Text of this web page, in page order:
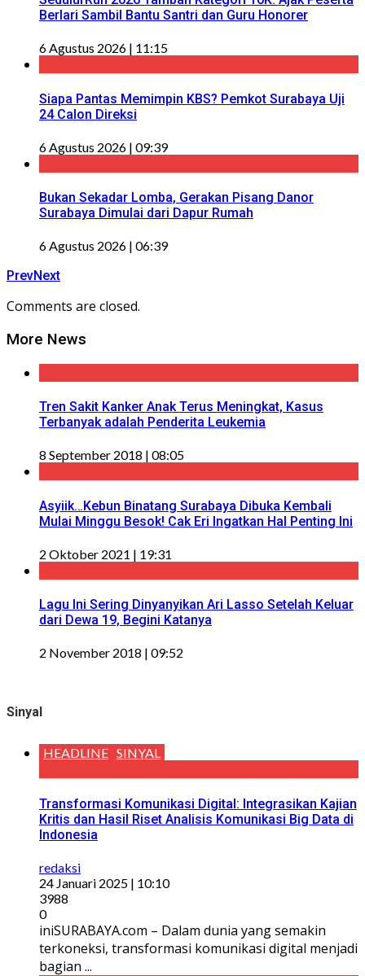
Berlari Sambil Bantu Santri dan Guru Honorer
6 Agustus 2026 | 11:15
Siapa Pantas Memimpin KBS? Pemkot Surabaya Uji
24 Calon Direksi
6 Agustus 2026 | 09:39
Bukan Sekadar Lomba, Gerakan Pisang Danor
Surabaya Dimulai dari Dapur Rumah
6 Agustus 2026 | 06:39
PrevNext
Comments are closed.
More News
Tren Sakit Kanker Anak Terus Meningkat, Kasus
Terbanyak adalah Penderita Leukemia
8 September 2018 | 08:05
Asyiik…Kebun Binatang Surabaya Dibuka Kembali
Mulai Minggu Besok! Cak Eri Ingatkan Hal Penting Ini
2 Oktober 2021 | 19:31
Lagu Ini Sering Dinyanyikan Ari Lasso Setelah Keluar
dari Dewa 19, Begini Katanya
2 November 2018 | 09:52
Sinyal
HEADLINE SINYAL
Transformasi Komunikasi Digital: Integrasikan Kajian
Kritis dan Hasil Riset Analisis Komunikasi Big Data di
Indonesia
redaksi
24 Januari 2025 | 10:10
3988
0
iniSURABAYA.com – Dalam dunia yang semakin
terkoneksi, transformasi komunikasi digital menjadi
bagian ...